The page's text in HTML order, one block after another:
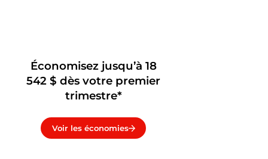
Économisez jusqu’à 18
542 $ dès votre premier
trimestre*
Voir les économies